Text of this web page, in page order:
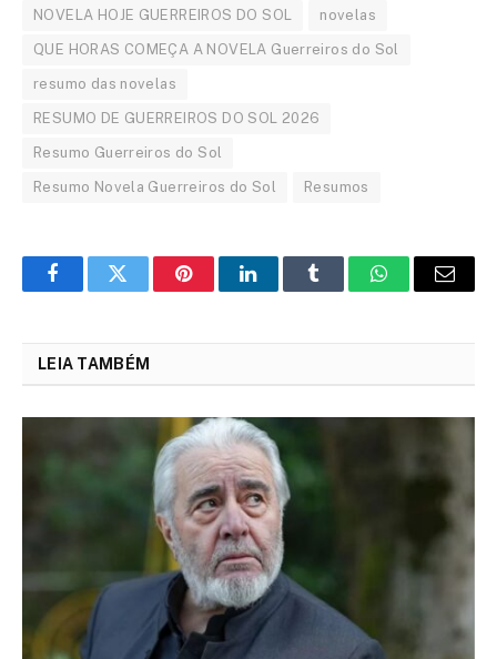
NOVELA HOJE GUERREIROS DO SOL novelas
QUE HORAS COMEÇA A NOVELA Guerreiros do Sol
resumo das novelas
RESUMO DE GUERREIROS DO SOL 2026
Resumo Guerreiros do Sol
Resumo Novela Guerreiros do Sol Resumos
FacebookTwitter PinterestLinkedInTumblr WhatsAppEmail
LEIA TAMBÉM